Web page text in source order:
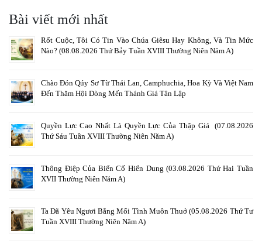
Bài viết mới nhất
Rốt Cuộc, Tôi Có Tin Vào Chúa Giêsu Hay Không, Và Tin Mức
Nào? (08.08.2026 Thứ Bảy Tuần XVIII Thường Niên Năm A)
Chào Đón Qúy Sơ Từ Thái Lan, Camphuchia, Hoa Kỳ Và Việt Nam
Đến Thăm Hội Dòng Mến Thánh Giá Tân Lập
Quyền Lực Cao Nhất Là Quyền Lực Của Thập Giá (07.08.2026
Thứ Sáu Tuần XVIII Thường Niên Năm A)
Thông Điệp Của Biến Cố Hiển Dung (03.08.2026 Thứ Hai Tuần
XVII Thường Niên Năm A)
Ta Đã Yêu Ngươi Bằng Mối Tình Muôn Thuở (05.08.2026 Thứ Tư
Tuần XVIII Thường Niên Năm A)